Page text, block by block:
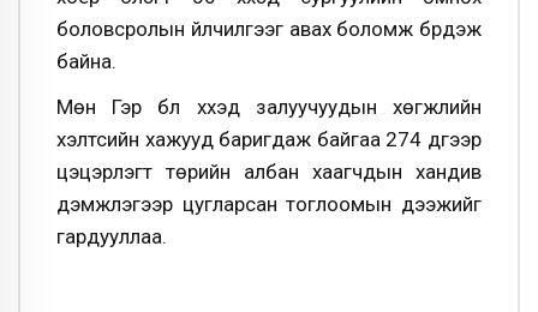
боловсролын үйлчилгээг авах боломж бүрдэж
байна.
Мөн Гэр бүл хүүхэд залуучуудын хөгжлийн
хэлтсийн хажууд баригдаж байгаа 274 дүгээр
цэцэрлэгт төрийн албан хаагчдын хандив
дэмжлэгээр цугларсан тоглоомын дээжийг
гардууллаа.